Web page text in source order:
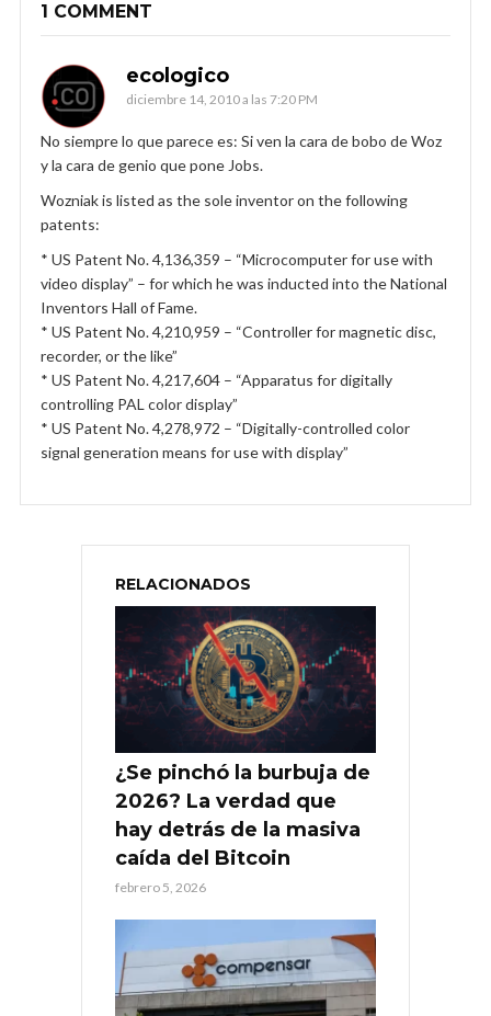
1 COMMENT
ecologico
diciembre 14, 2010 a las 7:20 PM
No siempre lo que parece es: Si ven la cara de bobo de Woz
y la cara de genio que pone Jobs.
Wozniak is listed as the sole inventor on the following
patents:
* US Patent No. 4,136,359 – “Microcomputer for use with
video display” – for which he was inducted into the National
Inventors Hall of Fame.
* US Patent No. 4,210,959 – “Controller for magnetic disc,
recorder, or the like”
* US Patent No. 4,217,604 – “Apparatus for digitally
controlling PAL color display”
* US Patent No. 4,278,972 – “Digitally-controlled color
signal generation means for use with display”
RELACIONADOS
¿Se pinchó la burbuja de
2026? La verdad que
hay detrás de la masiva
caída del Bitcoin
febrero 5, 2026